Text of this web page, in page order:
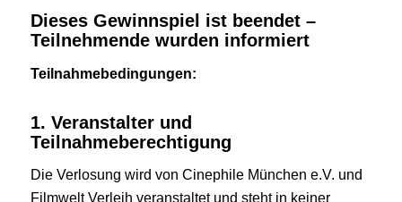
Dieses Gewinnspiel ist beendet –
Teilnehmende wurden informiert
Teilnahmebedingungen:
1. Veranstalter und
Teilnahmeberechtigung
Die Verlosung wird von Cinephile München e.V. und
Filmwelt Verleih veranstaltet und steht in keiner